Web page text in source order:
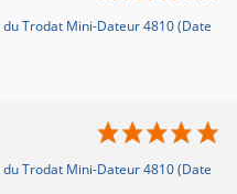
Trodat Mini-Dateur 4810 (Date
Trodat Mini-Dateur 4810 (Date